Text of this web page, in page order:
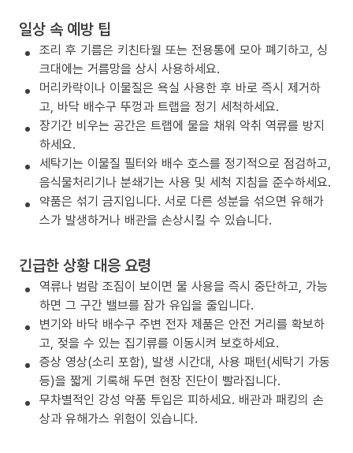
일상 속 예방 팁
조리 후 기름은 키친타월 또는 전용통에 모아 폐기하고, 싱
크대에는 거름망을 상시 사용하세요.
머리카락이나 이물질은 욕실 사용한 후 바로 즉시 제거하
고, 바닥 배수구 뚜껑과 트랩을 정기 세척하세요.
장기간 비우는 공간은 트랩에 물을 채워 악취 역류를 방지
하세요.
세탁기는 이물질 필터와 배수 호스를 정기적으로 점검하고,
음식물처리기나 분쇄기는 사용 및 세척 지침을 준수하세요.
약품은 섞기 금지입니다. 서로 다른 성분을 섞으면 유해가
스가 발생하거나 배관을 손상시킬 수 있습니다.
긴급한 상황 대응 요령
역류나 범람 조짐이 보이면 물 사용을 즉시 중단하고, 가능
하면 그 구간 밸브를 잠가 유입을 줄입니다.
변기와 바닥 배수구 주변 전자 제품은 안전 거리를 확보하
고, 젖을 수 있는 집기류를 이동시켜 보호하세요.
증상 영상(소리 포함), 발생 시간대, 사용 패턴(세탁기 가동
등)을 짧게 기록해 두면 현장 진단이 빨라집니다.
무차별적인 강성 약품 투입은 피하세요. 배관과 패킹의 손
상과 유해가스 위험이 있습니다.